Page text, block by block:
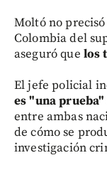
Moltó no
Colombia del
aseguró que los
El jefe policial
es "una
entre ambas
de cómo se
investigación